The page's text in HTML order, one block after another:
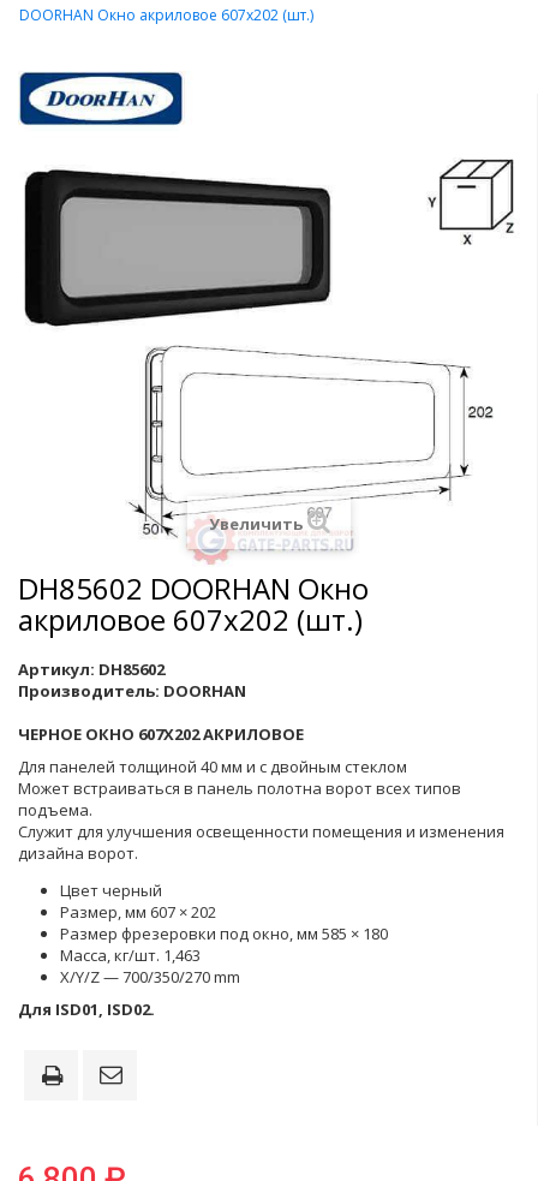
DOORHAN Окно акриловое 607х202 (шт.)
Увеличить
DH85602 DOORHAN Окно
акриловое 607х202 (шт.)
Артикул: DH85602
Производитель: DOORHAN
ЧЕРНОЕ ОКНО 607Х202 АКРИЛОВОЕ
Для панелей толщиной 40 мм и с двойным стеклом
Может встраиваться в панель полотна ворот всех типов
подъема.
Служит для улучшения освещенности помещения и изменения
дизайна ворот.
Цвет черный
Размер, мм 607 × 202
Размер фрезеровки под окно, мм 585 × 180
Масса, кг/шт. 1,463
X/Y/Z — 700/350/270 mm
Для ISD01, ISD02.